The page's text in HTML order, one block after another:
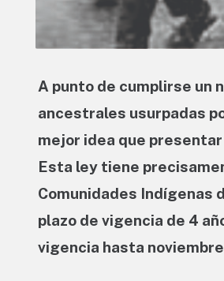
A punto de cumplirse un
ancestrales usurpadas
mejor idea que
Esta ley tiene
Comunidades Indígenas
plazo de vigencia de 4
vigencia hasta